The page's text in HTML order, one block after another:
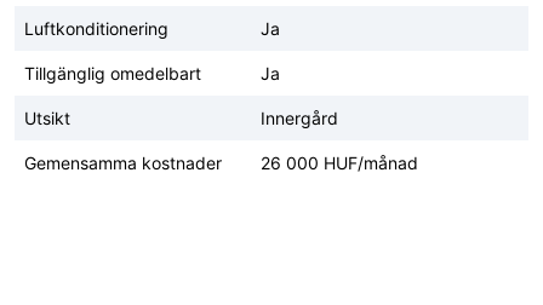
Luftkonditionering Ja
Tillgänglig omedelbart Ja
Utsikt Innergård
Gemensamma kostnader 26 000 HUF/månad